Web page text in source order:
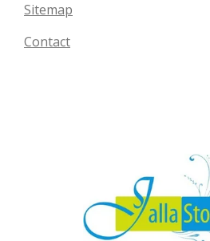
Sitemap
Contact